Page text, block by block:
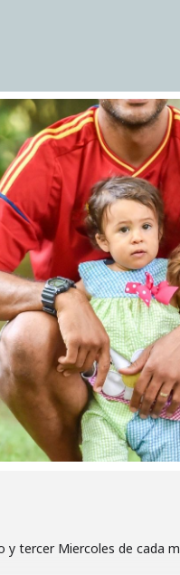
y tercer Miercoles de cada